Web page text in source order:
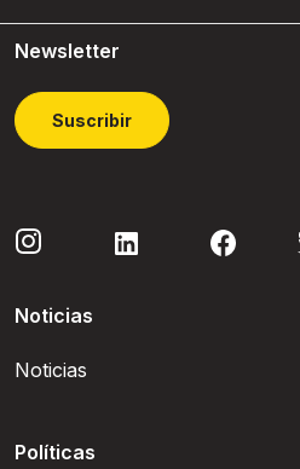
Newsletter
Suscribir
Noticias
Noticias
Políticas